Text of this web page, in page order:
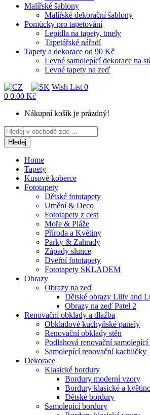
Malířské šablony
Malířské dekorační šablony
Pomůcky pro tapetování
Lepidla na tapety, tmely
Tapetářské nářadí
Tapety a dekorace od 90 Kč
Levné samolepící dekorace na
Levné tapety na zeď
Wish List 0
0 0.00 Kč
Nákupní košík je prázdný!
Hledej
Home
Tapety
Kusové koberce
Fototapety
Dětské fototapety
Umění & Deco
Fototapety z cest
Moře & Pláže
Příroda a Květiny
Parky & Zahrady
Západy slunce
Dveřní fototapety
Fototapety SKLADEM
Obrazy
Obrazy na zeď
Dětské obrazy Lilly and
Obrazy na zeď Patel 2
Renovační obklady a dlažba
Obkladové kuchyňské panely
Renovační obklady stěn
Podlahová renovační samolepící
Samolepící renovační kachličky
Dekorace
Klasické bordury
Bordury moderní vzory
Bordury klasické a
Dětské bordury
Samolepící bordury